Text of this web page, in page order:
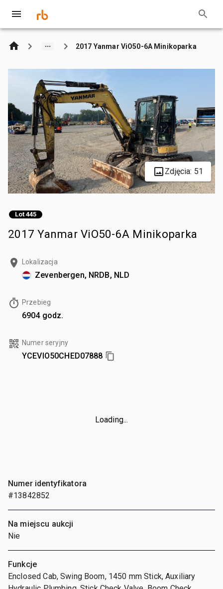
2017 Yanmar ViO50-6A Minikoparka
Zdjęcia: 51
Lot 445
2017 Yanmar ViO50-6A Minikoparka
Lokalizacja
Zevenbergen, NRDB, NLD
Przebieg
6904 godz.
Numer seryjny
YCEVIO50CHED07888
Loading...
Numer identyfikatora
#13842852
Na miejscu aukcji
Nie
Funkcje
Enclosed Cab, Swing Boom, 1450 mm Stick, Auxiliary